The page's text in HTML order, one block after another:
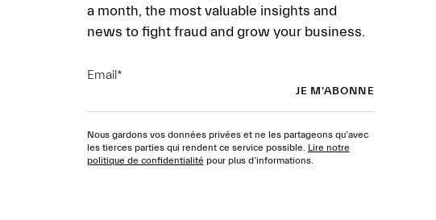
a month, the most valuable insights and
news to fight fraud and grow your business.
Email*
Nous gardons vos données privées et ne les partageons qu’avec
les tierces parties qui rendent ce service possible. Lire notre
politique de confidentialité pour plus d’informations.